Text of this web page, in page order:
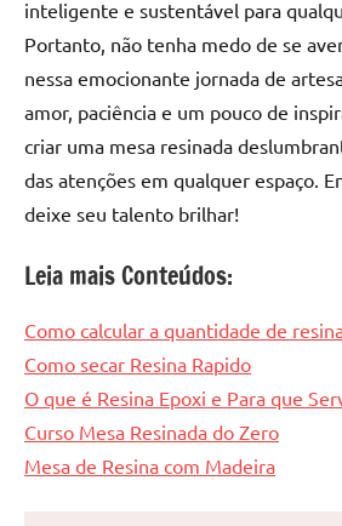
inteligente e sustentável para
Portanto, não tenha medo de se
nessa emocionante jornada de
amor, paciência e um pouco de
criar uma mesa resinada
das atenções em qualquer espaço.
deixe seu talento brilhar!
Leia mais Conteúdos:
Como calcular a quantidade de
Como secar Resina Rapido
O que é Resina Epoxi e Para que
Curso Mesa Resinada do Zero
Mesa de Resina com Madeira